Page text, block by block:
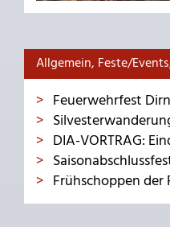
Allgemein, Feste/
Feuerwehrfest
DIA-VORTRAG:
Frühschoppen der